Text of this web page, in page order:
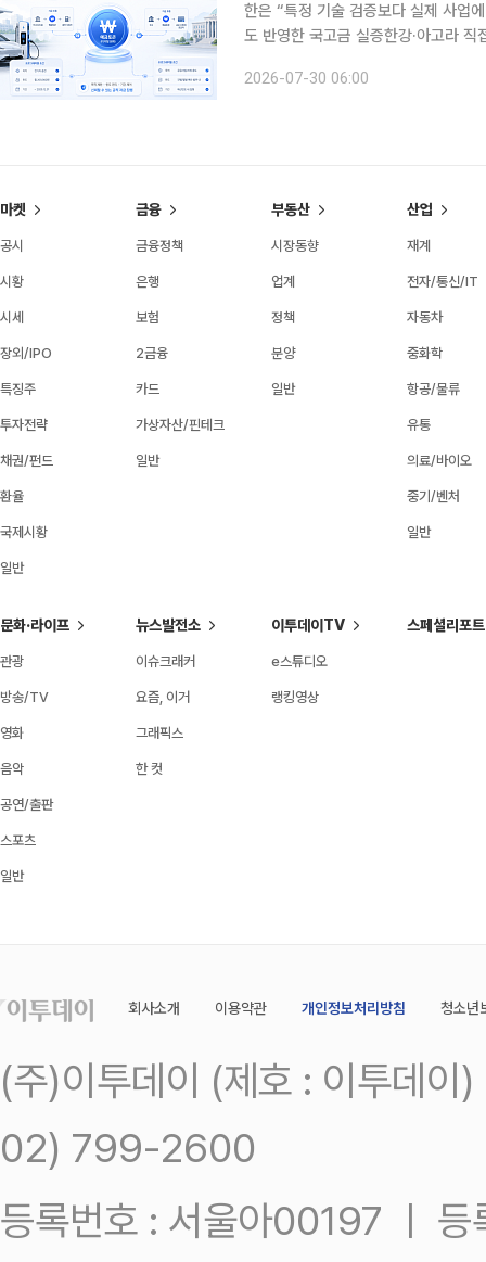
한은 “특정 기술 검증보다 실제 사업
도 반영한 국고금 실증한강·아고라 직
이 실제 현장에서 집행될 수 있는가’
2026-07-30 06:00
마켓
공시
시황
시세
장외/IPO
특징주
투자전략
채권/펀드
환율
국제시황
일반
금융
금융정책
은행
보험
2금융
카드
가상자산/핀테크
일반
부동산
시장동향
업계
정책
분양
일반
산업
재계
전자/통신/IT
자동차
중화학
항공/물류
유통
의료/바이오
중기/벤처
일반
문화·라이프
관광
방송/TV
영화
음악
공연/출판
스포츠
일반
뉴스발전소
이슈크래커
요즘, 이거
그래픽스
한 컷
이투데이TV
e스튜디오
랭킹영상
스페셜리포트
회사소개 이용약관 개인정보처리방침 청소년
(주)이투데이 (제호 : 이투데
02) 799-2600
등록번호 : 서울아00197 ㅣ